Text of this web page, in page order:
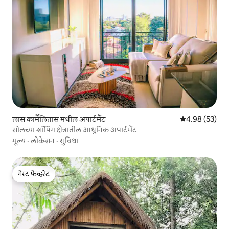
लास कार्मेलितास मधील अपार्टमेंट 5 पैकी 4.98
4.98 (53)
सोलच्या शॉपिंग क्षेत्रातील आधुनिक अपार्टमेंट
मूल्य·लोकेशन ·सुविधा
गेस्ट फेव्हरेट
गेस्ट फेव्हरेट